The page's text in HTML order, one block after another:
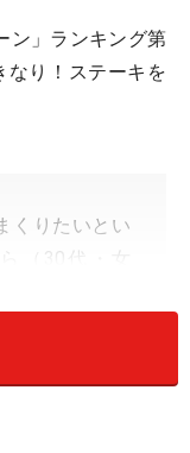
ン」ランキング第
なり！ステーキを
くりたいとい
（30代・女
食欲をそそる
女性）」